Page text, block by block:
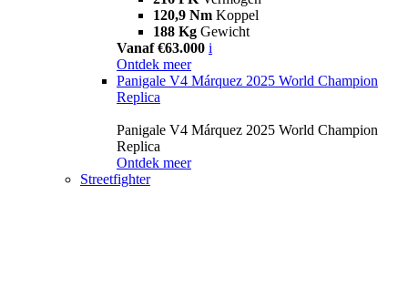
120,9 Nm Koppel
188 Kg Gewicht
Vanaf €63.000 i
Ontdek meer
Panigale V4 Márquez 2025 World Champion
Replica
Panigale V4 Márquez 2025 World Champion
Replica
Ontdek meer
Streetfighter